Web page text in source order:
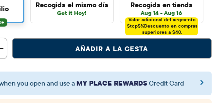
Recogida el mismo día
Get it Hoy!
Recogida en tienda
Aug 14 - Aug 16
Valor adicional del segmento
$tcp$%Descuento en compras
superiores a $40.
AÑADIR A LA CESTA
you open and use aMY PLACE REWARDSCredit Card